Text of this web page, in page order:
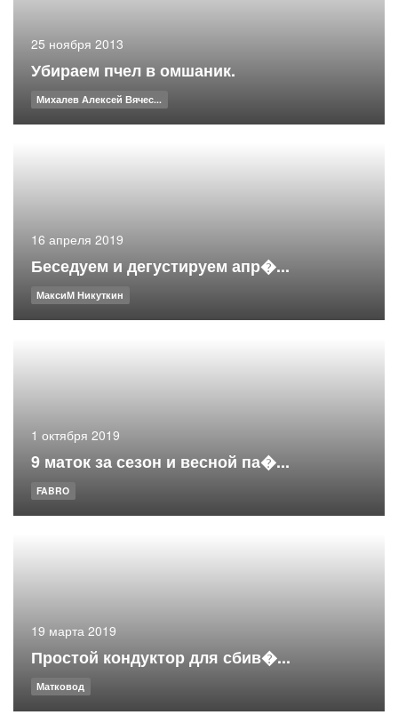
25 ноября 2013
Убираем пчел в омшаник.
Михалев Алексей Вячес...
16 апреля 2019
Беседуем и дегустируем апр�...
МаксиМ Никуткин
1 октября 2019
9 маток за сезон и весной па�...
FABRO
19 марта 2019
Простой кондуктор для сбив�...
Матковод